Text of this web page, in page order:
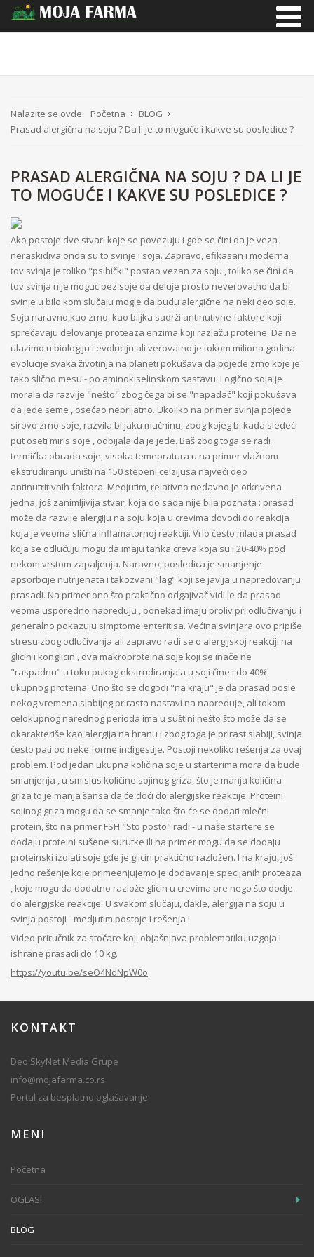
Nalazite se ovde: Početna
BLOG
Prasad alergična na soju ? Da li je to moguće i kakve su posledice ?
PRASAD ALERGIČNA NA SOJU ? DA LI JE
TO MOGUĆE I KAKVE SU POSLEDICE ?
Ako postoje dve stvari koje se povezuju i gde se čini da je veza
neraskidiva onda su to svinje i soja. Zapravo, efikasan i moderna
tov svinja je toliko "psihički" postao vezan za soju , toliko se čini da
tov svinja nije moguć bez soje da deluje prosto neverovatno da bi
svinje u bilo kom slučaju mogle da budu alergične na neki deo soje.
Soja naravno,kao zrno, kao biljka sadrži antinutivne faktore koji
sprečavaju delovanje proteaza enzima koji razlažu proteine. Da ne
ulazimo u biologiju i evoluciju ali verovatno je tokom miliona godina
evolucije svaka životinja na planeti pokušava da pojede zrno koje je
tako slično mesu - po aminokiselinskom sastavu. Logično soja je
morala da razvije "nešto" zbog čega bi se "napadač" koji pokušava
da jede seme , osećao neprijatno. Ukoliko na primer svinja pojede
sirovo zrno soje, razvila bi jaku mučninu, zbog kojeg bi kada sledeći
put oseti miris soje , odbijala da je jede. Baš zbog toga se radi
termička obrada soje, visoka temepratura u na primer vlažnom
ekstrudiranju uništi na 150 stepeni celzijusa najveći deo
antinutritivnih faktora. Medjutim, relativno nedavno je otkrivena
jedna, još zanimljivija stvar, koja do sada nije bila poznata : prasad
može da razvije alergiju na soju koja u crevima dovodi do reakcija
koja je veoma slična inflamatornoj reakciji. Vrlo često mlada prasad
koja se odlučuju mogu da imaju tanka creva koja su i 20-40% pod
nekom vrstom zapaljenja. Naravno, posledica je smanjenje
apsorbcije nutrijenata i takozvani "lag" koji se javlja u napredovanju
prasadi. Na primer ono što praktično odgajivač vidi je da prasad
veoma usporedno napreduju , ponekad imaju proliv pri odlučivanju i
generalno pokazuju simptome enteritisa. Većina svinjara ovo pripiše
stresu zbog odlučivanja ali zapravo radi se o alergijskoj reakciji na
glicin i konglicin , dva makroproteina soje koji se inače ne
"raspadnu" u toku pukog ekstrudiranja a u soji čine i do 40%
ukupnog proteina. Ono što se dogodi "na kraju" je da prasad posle
nekog vremena slabijeg prirasta nastavi na napreduje, ali tokom
celokupnog narednog perioda ima u suštini nešto što može da se
okarakteriše kao alergija na hranu i zbog toga je prirast slabiji, svinja
često pati od neke forme indigestije. Postoji nekoliko rešenja za ovaj
problem. Pod jedan ukupna količina soje u starterima mora da bude
smanjenja , u smislus količine sojinog griza, što je manja količina
griza to je manja šansa da će doći do alergijske reakcije. Proteini
sojinog griza mogu da se smanje tako što će se dodati mlečni
protein, što na primer FSH "Sto posto" radi - u naše startere se
dodaju proteini sušene surutke ili na primer mogu da se dodaju
proteinski izolati soje gde je glicin praktično razložen. I na kraju, još
jedno rešenje koje primeenjujemo je dodavanje specijanih proteaza
, koje mogu da dodatno razlože glicin u crevima pre nego što dodje
do alergijske reakcije. U svakom slučaju, dakle, alergija na soju u
svinja postoji - medjutim postoje i rešenja !
Video priručnik za stočare koji objašnjava problematiku uzgoja i
ishrane prasadi do 10 kg.
https://youtu.be/seO4NdNpW0o
KONTAKT
Deo SkyNet Media Grupe
info@mojafarma.co.rs
Portal za besplatno oglašavanje
MENI
Početna
OGLASI
BLOG